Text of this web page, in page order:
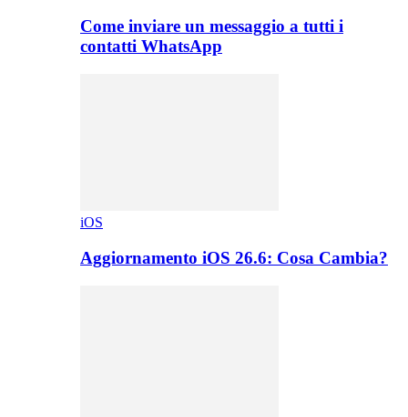
Come inviare un messaggio a tutti i
contatti WhatsApp
iOS
Aggiornamento iOS 26.6: Cosa Cambia?